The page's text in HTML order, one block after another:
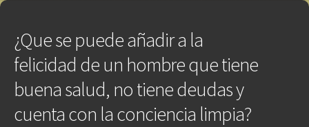
¿Que se puede añadir a la
felicidad de un hombre que tiene
buena salud, no tiene deudas y
cuenta con la conciencia limpia?